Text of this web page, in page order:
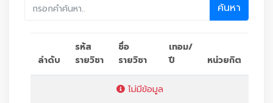
ค้นหา
ลำดับ
รหัส
รายวิชา
ชื่อ
รายวิชา
เทอม/
ปี
หน่วยกิต
ไม่มีข้อมูล